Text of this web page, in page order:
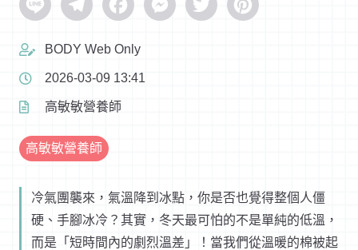
Line TelegramFacebookMessenger
Twitter Pinterest
BODY Web Only
2026-03-09 13:41
高敏敏營養師
高敏敏營養師
冷氣團襲來，氣溫降到冰點，你是否也覺得整個人僵
硬、手腳冰冷？其實，冬天最可怕的不是單純的低溫，
而是「短時間內的劇烈溫差」！當我們從溫暖的棉被起